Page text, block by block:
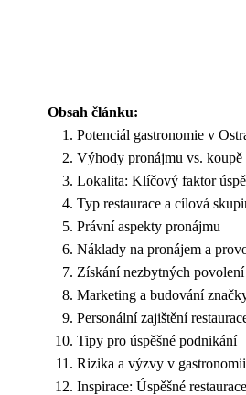
Obsah článku:
Potenciál gastronomie v
Výhody pronájmu vs. koupě
Lokalita: Klíčový faktor
Typ restaurace a cílová
Právní aspekty pronájmu
Náklady na pronájem a
Získání nezbytných povolení
Marketing a budování
Personální zajištění
Tipy pro úspěšné podnikání
Rizika a výzvy v gastronomii
Inspirace: Úspěšné